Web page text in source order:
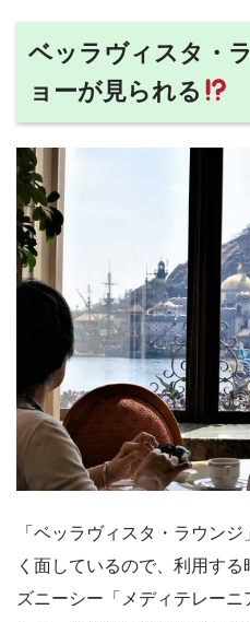
ベッラヴィスタ・
ョーが見られる
「ベッラヴィスタ・ラウン
く面しているので、利用す
ズニーシー「メディテレー